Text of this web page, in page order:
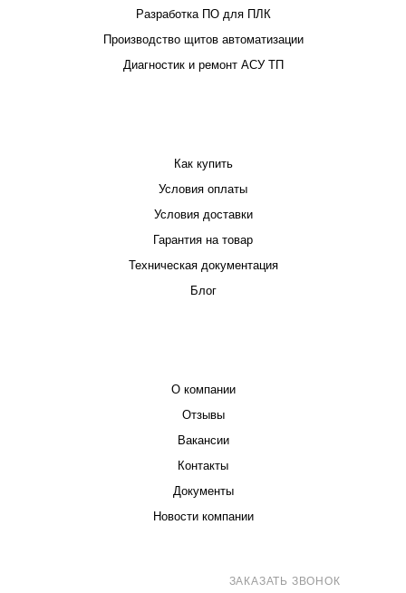
Разработка ПО для ПЛК
Производство щитов автоматизации
Диагностик и ремонт АСУ ТП
Как купить
Условия оплаты
Условия доставки
Гарантия на товар
Техническая документация
Блог
О компании
Отзывы
Вакансии
Контакты
Документы
Новости компании
ЗАКАЗАТЬ ЗВОНОК